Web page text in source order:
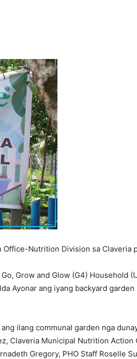
Office-Nutrition Division sa Claveria
Grow and Glow (G4) Household
Ayonar ang iyang backyard
ilang communal garden nga
Claveria Municipal Nutrition
Gregory, PHO Staff Roselle